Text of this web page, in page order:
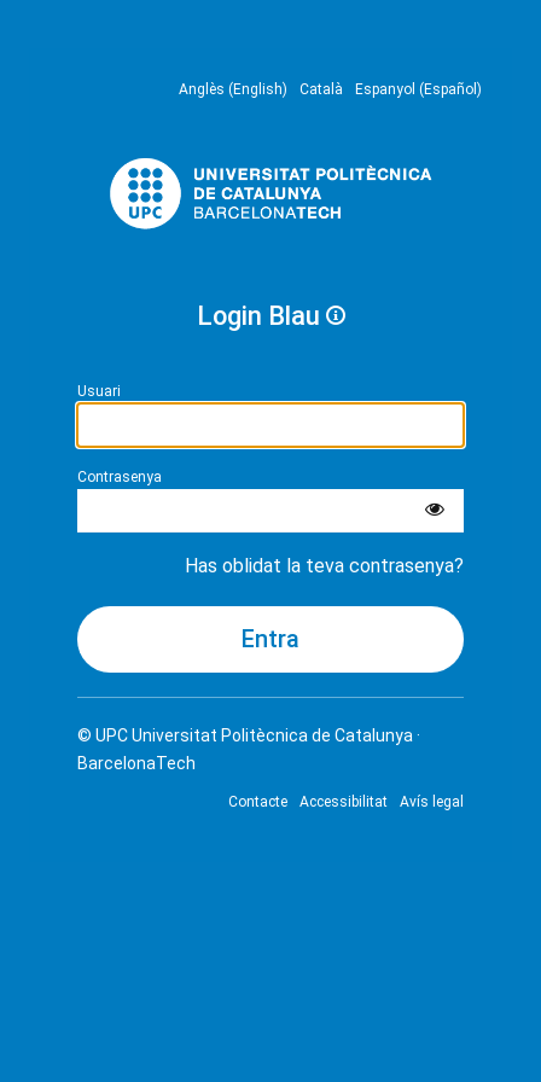
Anglès (English) Català Espanyol (Español)
Login Blau
Usuari
Contrasenya
Has oblidat la teva contrasenya?
© UPCUniversitat Politècnica de Catalunya ·
BarcelonaTech
Contacte Accessibilitat Avís legal